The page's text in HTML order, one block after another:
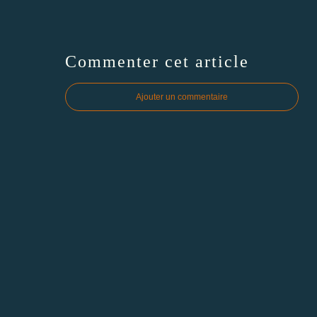
Commenter cet article
Ajouter un commentaire